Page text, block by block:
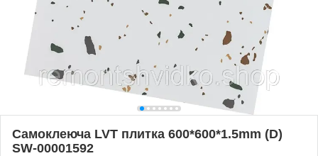
Самоклеюча LVT плитка 600*600*1.5mm (D)
SW-00001592